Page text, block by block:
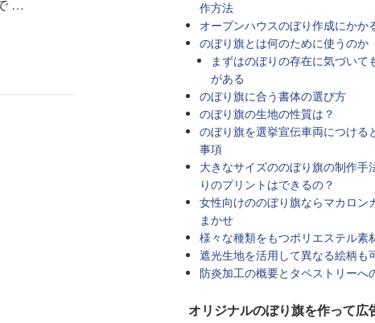
…
作方法
オープンハウスのぼり作成にかか
のぼり旗とは何のために使うのか
まずはのぼりの存在に気づいて
がある
のぼり旗に合う書体の選び方
のぼり旗の生地の性質は？
のぼり旗を選挙宣伝車両につける
事項
大きなサイズののぼり旗の制作手
りのプリントはできるの？
女性向けののぼり旗ならマカロン
まかせ
様々な種類をもつポリエステル素
遮光生地を活用して異なる絵柄も
防炎加工の概要とタペストリーへ
オリジナルのぼり旗を作って広